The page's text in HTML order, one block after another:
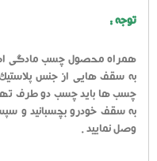
توجه :
همراه محصول چسب مادگی
به سقف هایی از جنس
چسب ها باید چسب دو طرف
به سقف خودرو بچسبانید و
وصل نمایید .